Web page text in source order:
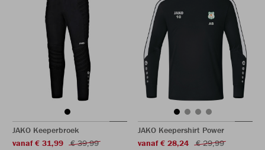
JAKO Keeperbroek
vanaf € 31,99
€ 39,99
JAKO Keepershirt Power
vanaf € 28,24
€ 29,99